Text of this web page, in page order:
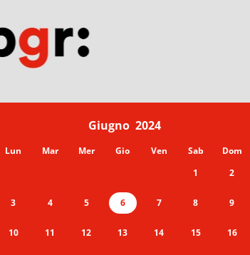
Giugno 2024
Lun Mar Mer Gio Ven Sab
Dom
1
2
3 4 5 6 7 8 9
10 11 12 13 14 15 16